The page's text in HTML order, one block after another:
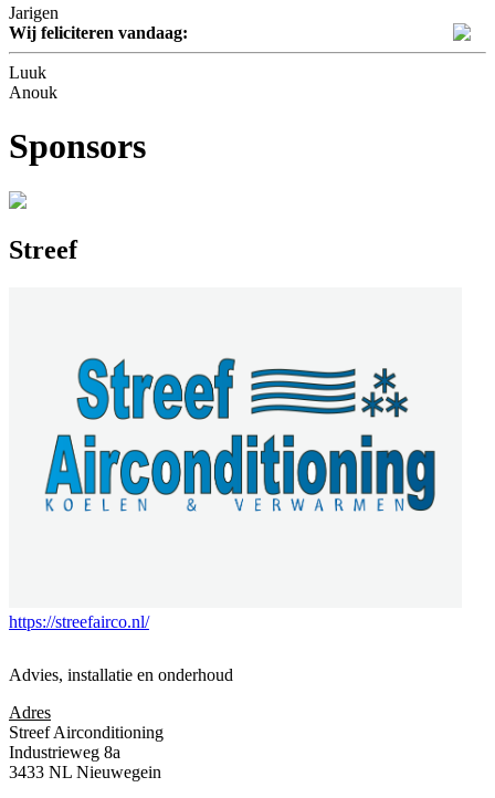
Jarigen
Wij feliciteren vandaag:
Luuk
Anouk
Sponsors
Streef
https://streefairco.nl/
Advies, installatie en onderhoud
Adres
Streef Airconditioning
Industrieweg 8a
3433 NL Nieuwegein